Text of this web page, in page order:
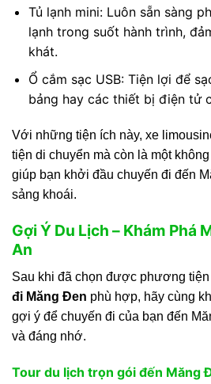
Tủ lạnh mini: Luôn sẵn sàng
lạnh trong suốt hành trình,
khát.
Ổ cắm sạc USB: Tiện lợi để
bảng hay các thiết bị điện tử
Với những tiện ích này, xe
tiện di chuyển mà còn là một
giúp bạn khởi đầu chuyến đi đến
sảng khoái.
Gợi Ý Du Lịch – Khám Phá
An
Sau khi đã chọn được phương tiện
đi Măng Đen phù hợp, hãy cùng
gợi ý để chuyến đi của bạn đến
và đáng nhớ.
Tour du lịch trọn gói đến Măng